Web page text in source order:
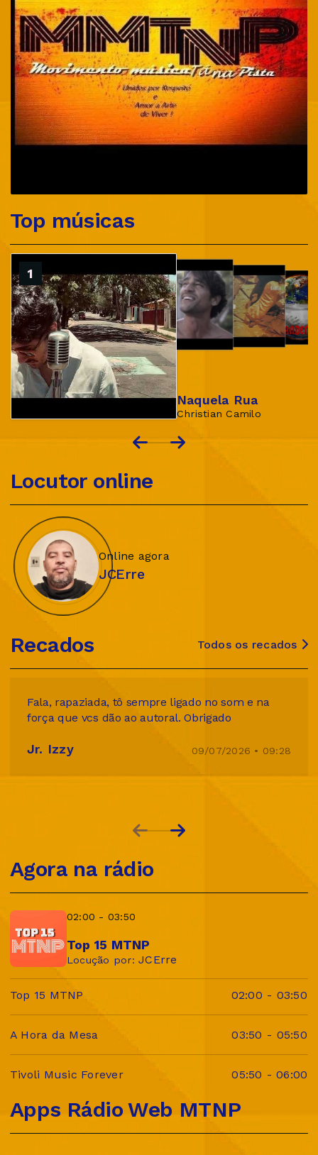
Top músicas
1
Naquela Rua
Christian Camilo
Locutor online
Online agora
JCErre
Recados Todos os recados
Jr. Izzy 09/07/2026 • 09:28
Fala, rapaziada, tô sempre ligado no som e na
força que vcs dão ao autoral. Obrigado
Agora na rádio
02:00 - 03:50
Top 15 MTNP
Locução por: JCErre
Top 15 MTNP 02:00 - 03:50
A Hora da Mesa 03:50 - 05:50
Tivoli Music Forever 05:50 - 06:00
Apps Rádio Web MTNP